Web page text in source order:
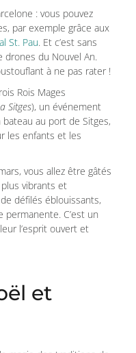
: vous pouvez
par exemple grâce aux
St. Pau. Et c’est sans
drones du Nouvel An.
à ne pas rater !
Rois Mages
Sitges), un événement
au port de Sitges,
les enfants et les
vous allez être gâtés
vibrants et
défilés éblouissants,
C’est un
l’esprit ouvert et
et